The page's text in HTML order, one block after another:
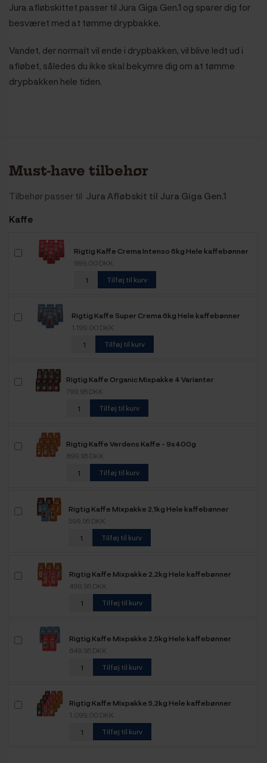
Jura afløbskittet passer til Jura Giga Gen.1 og sparer dig for
besværet med at tømme drypbakke.
Vandet, der normalt vil ende i drypbakken, vil blive ledt ud i
afløbet, således du ikke skal bekymre dig om at tømme
drypbakken hele tiden.
Must-have tilbehør
Tilbehør passer til Jura Afløbskit til Jura Giga Gen.1
Kaffe
Rigtig Kaffe Crema Intenso 6kg Hele kaffebønner
999,00 DKK
Tilføj til kurv
Rigtig Kaffe Super Crema 6kg Hele kaffebønner
1.199,00 DKK
Tilføj til kurv
Rigtig Kaffe Organic Mixpakke 4 Varianter
799,95 DKK
Tilføj til kurv
Rigtig Kaffe Verdens Kaffe - 9x400g
899,95 DKK
Tilføj til kurv
Rigtig Kaffe Mixpakke 2,1kg Hele kaffebønner
599,95 DKK
Tilføj til kurv
Rigtig Kaffe Mixpakke 2,2kg Hele kaffebønner
499,95 DKK
Tilføj til kurv
Rigtig Kaffe Mixpakke 2,5kg Hele kaffebønner
649,95 DKK
Tilføj til kurv
Rigtig Kaffe Mixpakke 5,2kg Hele kaffebønner
1.099,00 DKK
Tilføj til kurv